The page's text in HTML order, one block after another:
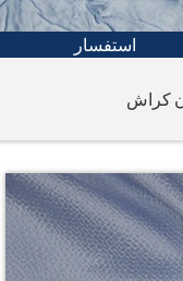
استفسار
كراش